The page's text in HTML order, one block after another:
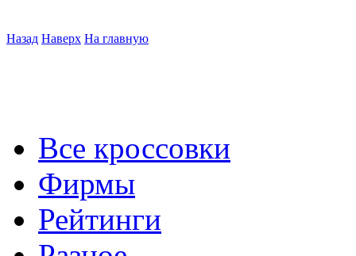
Назад Наверх На главную
Все кроссовки
Фирмы
Рейтинги